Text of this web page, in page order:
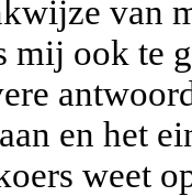
van
mij ook te
en het
weet